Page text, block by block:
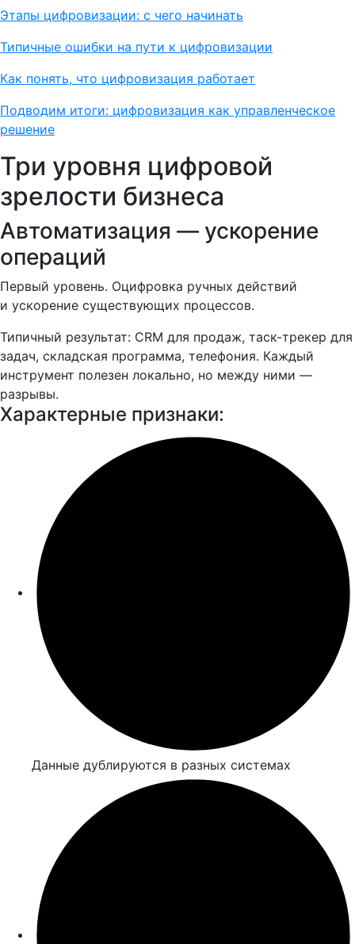
Этапы цифровизации: с чего начинать
Типичные ошибки на пути к цифровизации
Как понять, что цифровизация работает
Подводим итоги: цифровизация как управленческое
решение
Три уровня цифровой
зрелости бизнеса
Автоматизация — ускорение
операций
Первый уровень. Оцифровка ручных действий
и ускорение существующих процессов.
Типичный результат: CRM для продаж, таск-трекер для
задач, складская программа, телефония. Каждый
инструмент полезен локально, но между ними —
разрывы.
Характерные признаки:
Данные дублируются в разных системах